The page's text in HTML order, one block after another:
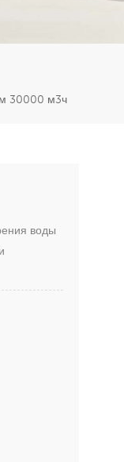
30000 м3ч
воды